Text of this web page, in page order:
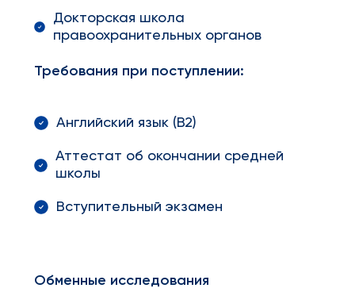
Докторская школа
правоохранительных органов
Требования при поступлении:
Английский язык (B2)
Аттестат об окончании средней
школы
Вступительный экзамен
Обменные исследования